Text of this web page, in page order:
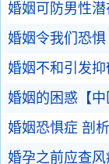
婚姻可防男性
婚姻令我们恐惧
婚姻不和引发抑
婚姻的困惑【中
婚姻恐惧症 剖
婚孕之前应查风